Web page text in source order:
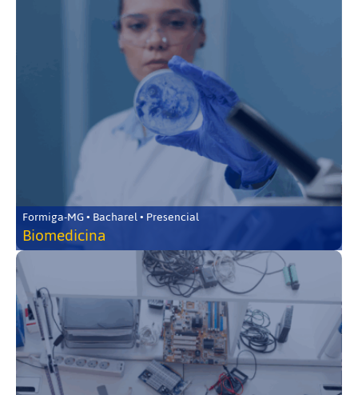
Formiga-MG • Bacharel • Presencial
Biomedicina